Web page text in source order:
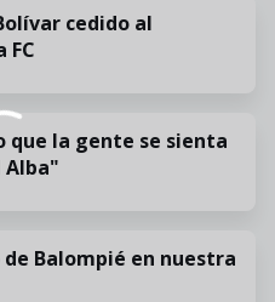
cedido al
FC
que la gente se sienta
Alba"
Balompié en nuestra